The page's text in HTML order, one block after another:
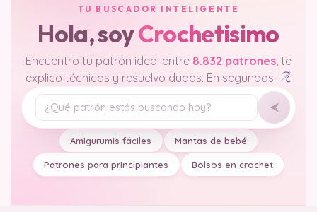
TU BUSCADOR INTELIGENTE
Hola, soyCrochetisimo
Encuentro tu patrón ideal entre 8.832 patrones , te
explico técnicas y resuelvo dudas. En segundos.
Tu pregunta
Amigurumis fáciles Mantas de bebé
Patrones para principiantes Bolsos en crochet